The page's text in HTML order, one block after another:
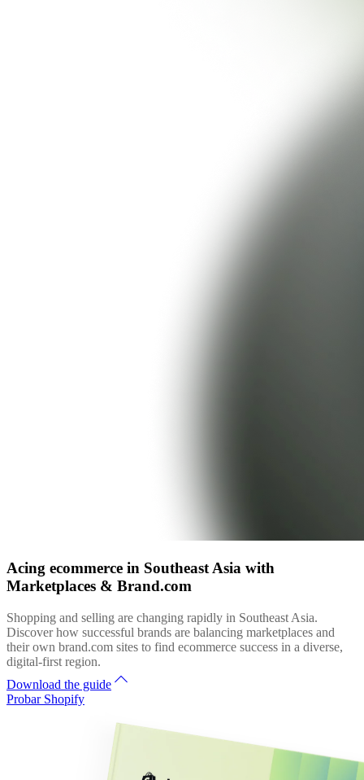
Acing ecommerce in Southeast Asia with
Marketplaces & Brand.com
Shopping and selling are changing rapidly in Southeast Asia.
Discover how successful brands are balancing marketplaces and
their own brand.com sites to find ecommerce success in a diverse,
digital-first region.
Download the guide
Probar Shopify